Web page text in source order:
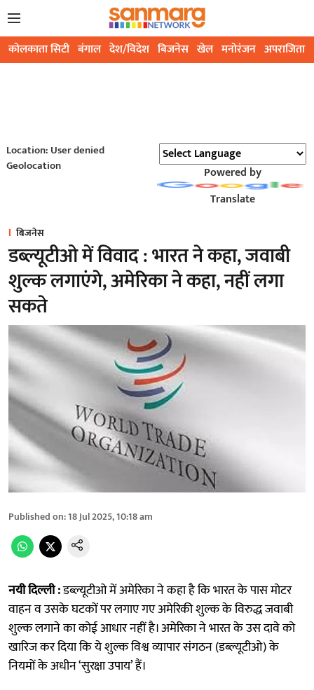
कोलकाता सिटी बंगाल देश/विदेश बिजनेस खेल मनोरंजन अपराजिता
Location: User denied
Geolocation
Powered by
Translate
बिजनेस
डब्ल्यूटीओ में विवाद : भारत ने कहा, जवाबी
शुल्क लगाएंगे, अमेरिका ने कहा, नहीं लगा
सकते
Published on:18 Jul 2025, 10:18 am
नयी दिल्ली :डब्ल्यूटीओ में अमेरिका ने कहा है कि भारत के पास मोटर
वाहन व उसके घटकों पर लगाए गए अमेरिकी शुल्क के विरुद्ध जवाबी
शुल्क लगाने का कोई आधार नहीं है। अमेरिका ने भारत के उस दावे को
खारिज कर दिया कि ये शुल्क विश्व व्यापार संगठन (डब्ल्यूटीओ) के
नियमों के अधीन ‘सुरक्षा उपाय’ हैं।